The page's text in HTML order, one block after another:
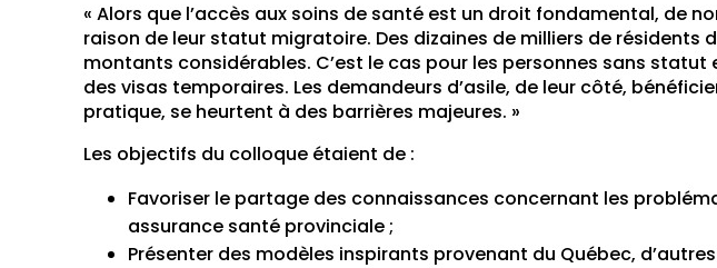
« Alors que l’accès aux soins de santé est un droit fondamental, de
raison de leur statut migratoire. Des dizaines de milliers de résidents
montants considérables. C’est le cas pour les personnes sans
des visas temporaires. Les demandeurs d’asile, de leur côté,
pratique, se heurtent à des barrières majeures. »
Les objectifs du colloque étaient de :
Favoriser le partage des connaissances concernant les
assurance santé provinciale ;
Présenter des modèles inspirants provenant du Québec,